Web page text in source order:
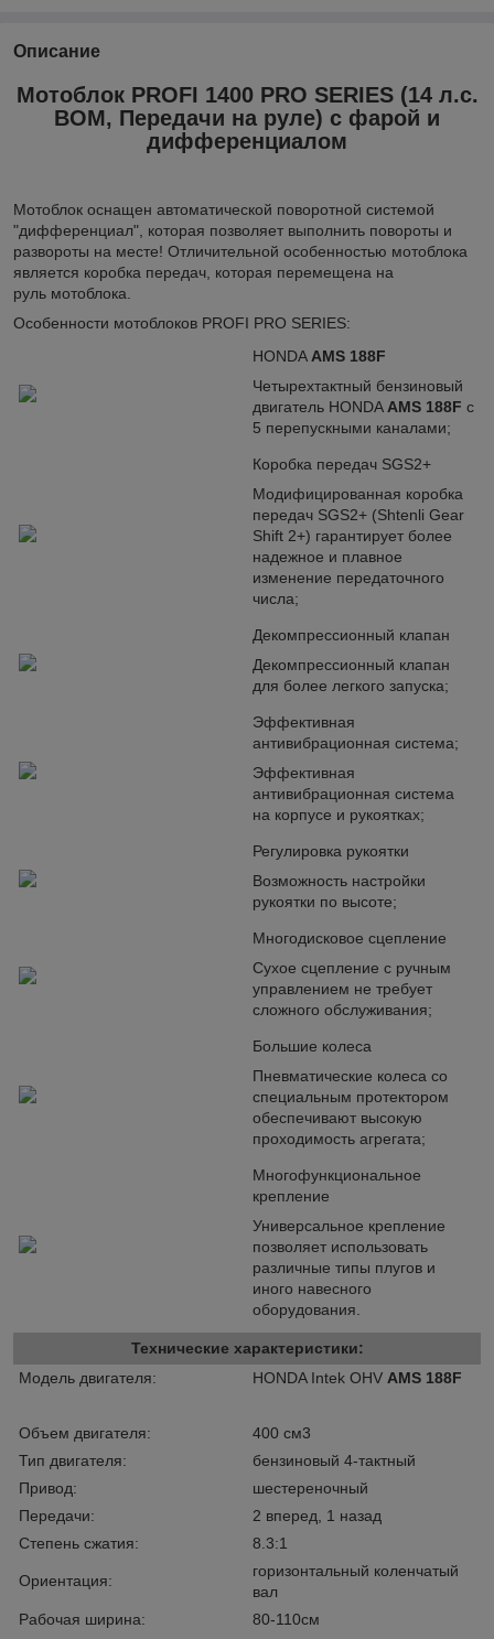
Описание
Мотоблок PROFI 1400 PRO SERIES (14 л.с.
ВОМ, Передачи на руле) с фарой и
дифференциалом​
Мотоблок оснащен автоматической поворотной системой
"дифференциал", которая позволяет выполнить повороты и
развороты на месте! Отличительной особенностью мотоблока
является коробка передач, которая перемещена на
руль мотоблока.
Особенности мотоблоков PROFI PRO SERIES:
HONDAAMS 188F
Четырехтактный бензиновый
двигатель HONDAAMS 188F с
5 перепускными каналами;
Коробка передач SGS2+
Модифицированная коробка
передач SGS2+ (Shtenli Gear
Shift 2+) гарантирует более
надежное и плавное
изменение передаточного
числа;
Декомпрессионный клапан
Декомпрессионный клапан
для более легкого запуска;
Эффективная
антивибрационная система;
Эффективная
антивибрационная система
на корпусе и рукоятках;
Регулировка рукоятки
Возможность настройки
рукоятки по высоте;
Многодисковое сцепление
Сухое сцепление с ручным
управлением не требует
сложного обслуживания;
Большие колеса
Пневматические колеса со
специальным протектором
обеспечивают высокую
проходимость агрегата;
Многофункциональное
крепление
Универсальное крепление
позволяет использовать
различные типы плугов и
иного навесного
оборудования.
Технические характеристики:
Модель двигателя:
HONDA Intek OHV AMS 188F
Объем двигателя:
400 см3
Тип двигателя:
бензиновый 4-тактный
Привод:
шестереночный
Передачи:
2 вперед, 1 назад
Степень сжатия:
8.3:1
Ориентация:
горизонтальный коленчатый
вал
Рабочая ширина:
80-110см